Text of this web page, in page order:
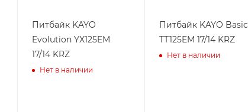
Питбайк KAYO
Evolution YX125EM
17/14 KRZ
Нет в наличии
Питбайк KAYO Basic
TT125EM 17/14 KRZ
Нет в наличии